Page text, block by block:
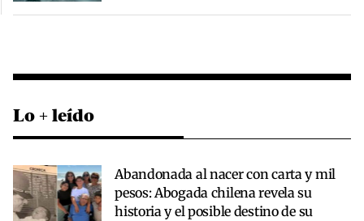
Lo + leído
Abandonada al nacer con carta y mil
pesos: Abogada chilena revela su
historia y el posible destino de su